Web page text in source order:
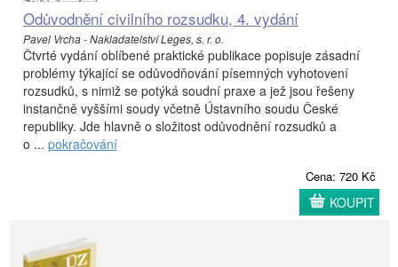
Odůvodnění civilního rozsudku, 4. vydání
Pavel Vrcha - Nakladatelství Leges, s. r. o.
Čtvrté vydání oblíbené praktické publikace popisuje zásadní
problémy týkající se odůvodňování písemných vyhotovení
rozsudků, s nimiž se potýká soudní praxe a jež jsou řešeny
instančně vyššími soudy včetně Ústavního soudu České
republiky. Jde hlavně o složitost odůvodnění rozsudků a
o ... pokračování
Cena: 720 Kč
KOUPIT